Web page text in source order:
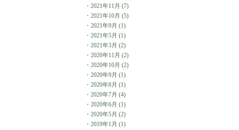
・ 2021年11月 (7)
・ 2021年10月 (5)
・ 2021年9月 (1)
・ 2021年5月 (1)
・ 2021年3月 (2)
・ 2020年11月 (2)
・ 2020年10月 (2)
・ 2020年9月 (1)
・ 2020年8月 (1)
・ 2020年7月 (4)
・ 2020年6月 (1)
・ 2020年5月 (2)
・ 2019年1月 (1)